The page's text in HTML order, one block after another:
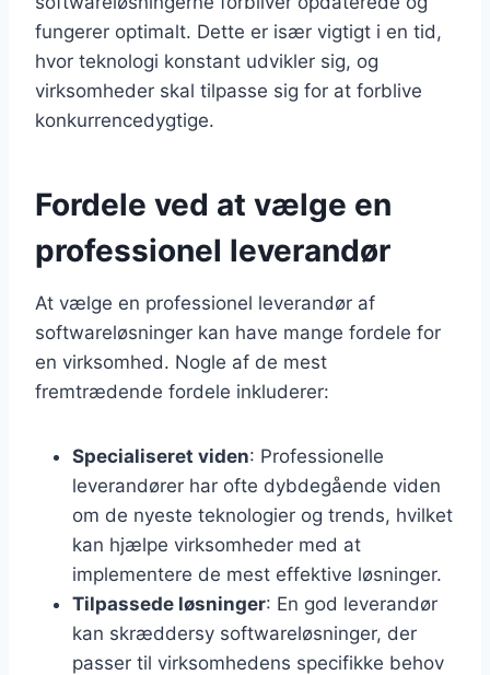
fungerer optimalt. Dette er især vigtigt i en tid,
hvor teknologi konstant udvikler sig, og
virksomheder skal tilpasse sig for at forblive
konkurrencedygtige.
Fordele ved at vælge en
professionel leverandør
At vælge en professionel leverandør af
softwareløsninger kan have mange fordele for
en virksomhed. Nogle af de mest
fremtrædende fordele inkluderer:
Specialiseret viden: Professionelle
leverandører har ofte dybdegående viden
om de nyeste teknologier og trends, hvilket
kan hjælpe virksomheder med at
implementere de mest effektive løsninger.
Tilpassede løsninger: En god leverandør
kan skræddersy softwareløsninger, der
passer til virksomhedens specifikke behov